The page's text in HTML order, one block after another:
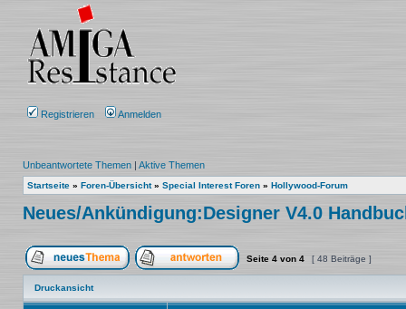
Registrieren Anmelden
Unbeantwortete Themen | Aktive Themen
Startseite » Foren-Übersicht» Special Interest Foren » Hollywood-Forum
Neues/Ankündigung:Designer V4.0
Ein neues Thema erstellenAuf das Thema antworten
Seite 4 von 4 [ 48 Beiträge ]
Druckansicht